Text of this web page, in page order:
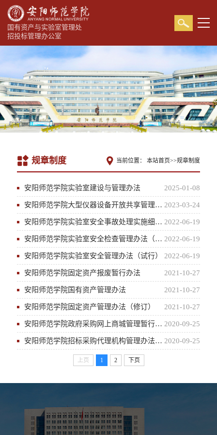
国有资产与实验室管理处
招投标管理办公室
规章制度 当前位置： 本站首页>>规章制度
安阳师范学院实验室建设与管理办法 2025-01-08
安阳师范学院大型仪器设备开放共享管理办法（试行） 2023-03-24
安阳师范学院实验室安全事故处理实施细则（试行） 2022-06-19
安阳师范学院实验室安全检查管理办法（试行） 2022-06-19
安阳师范学院实验室安全管理办法（试行） 2022-06-19
安阳师范学院固定资产报废暂行办法 2021-10-27
安阳师范学院国有资产管理办法 2021-10-27
安阳师范学院固定资产管理办法（修订） 2021-10-27
安阳师范学院政府采购网上商城管理暂行办法（试行） 2020-09-25
安阳师范学院招标采购代理机构管理办法（试行） 2020-09-25
上页 1 2 下页